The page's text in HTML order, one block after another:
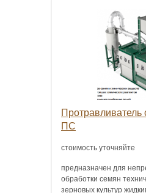
Протравливатель
ПС
стоимость уточняйте
предназначен для
обработки семян
зерновых культур